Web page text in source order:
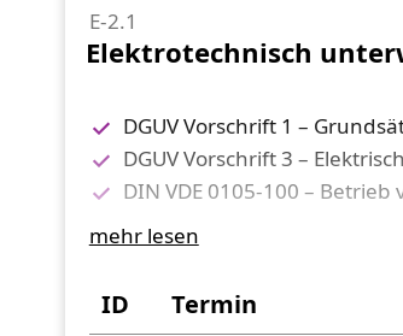
E-2.1
Elektrotechnisch
DGUV Vorschrift 1 –
DGUV Vorschrift 3 –
DIN VDE 0105-100 –
Gefahren und
Sicherheit bei Tätigkeiten
besondere
mehr lesen
ID Termin